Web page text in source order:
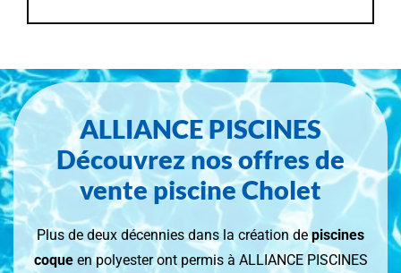
ALLIANCE PISCINES
Découvrez nos offres de
vente piscine Cholet
Plus de deux décennies dans la création depiscines
coqueen polyester ont permis à ALLIANCE PISCINES